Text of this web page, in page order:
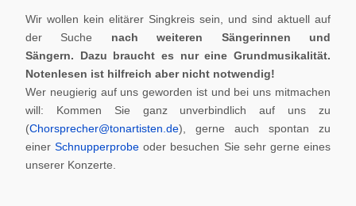
Wir wollen kein elitärer Singkreis sein, und sind aktuell auf
der Suche nach weiteren Sängerinnen und
Sängern. Dazu braucht es nur eine Grundmusikalität.
Notenlesen ist hilfreich aber nicht notwendig!
Wer neugierig auf uns geworden ist und bei uns mitmachen
will: Kommen Sie ganz unverbindlich auf uns zu
(Chorsprecher@tonartisten.de), gerne auch spontan zu
einerSchnupperprobe oder besuchen Sie sehr gerne eines
unserer Konzerte.